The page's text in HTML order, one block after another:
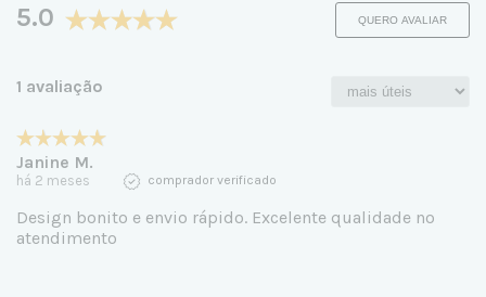
5.0 QUERO AVALIAR
1 avaliação
Janine M.
há 2 meses comprador verificado
Design bonito e envio rápido. Excelente qualidade no
atendimento